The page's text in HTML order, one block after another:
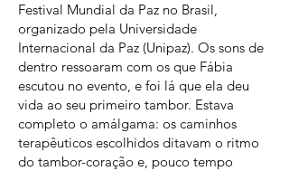
Festival Mundial da Paz no Brasil,
organizado pela Universidade
Internacional da Paz (Unipaz). Os sons de
dentro ressoaram com os que Fábia
escutou no evento, e foi lá que ela deu
vida ao seu primeiro tambor. Estava
completo o amálgama: os caminhos
terapêuticos escolhidos ditavam o ritmo
do tambor-coração e, pouco tempo